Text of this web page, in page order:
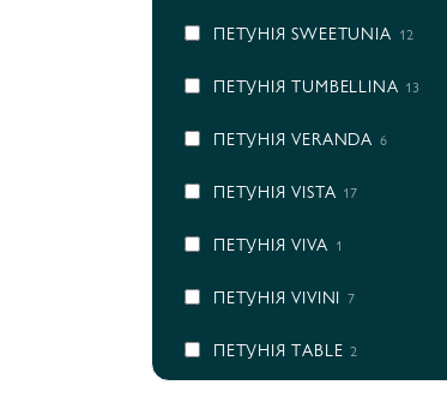
ПЕТУНІЯ SWEETUNIA 12
ПЕТУНІЯ TUMBELLINA 13
ПЕТУНІЯ VERANDA 6
ПЕТУНІЯ VISTA 17
ПЕТУНІЯ VIVA 1
ПЕТУНІЯ VIVINI 7
ПЕТУНІЯ ТABLE 2